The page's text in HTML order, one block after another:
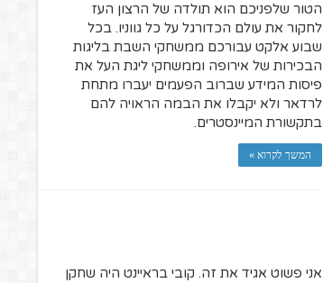
הטור שלפניכם הוא תולדה של הרצון העז
לחקור את עולם הכדורגל על כל גווניו. בכל
שבוע אלקט עבורכם ממשחקי השבת בליגות
הבכירות של אירופה וממשחקי ליגת העל את
פיסות המידע שברוב הפעמים יעברו מתחת
לרדאר ולא יקבלו את הבמה הראויה להם
בתקשורת המיינסטרים.
המשך לקרוא »
אני פשוט אגיד את זה. קובי בראיינט היה שחקן